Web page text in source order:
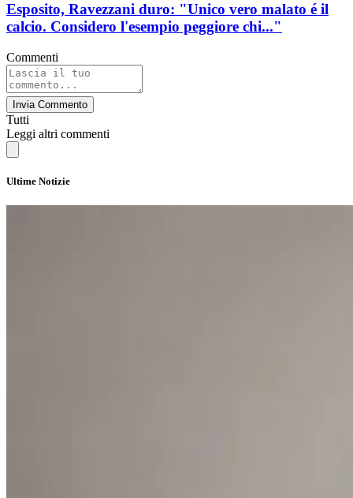
Esposito, Ravezzani duro: "Unico vero malato é il
calcio. Considero l'esempio peggiore chi..."
Commenti
Invia Commento
Tutti
Leggi altri commenti
Ultime Notizie